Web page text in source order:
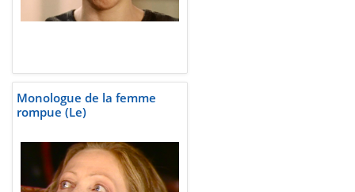
Monologue de la femme
rompue (Le)